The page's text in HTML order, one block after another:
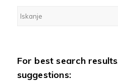
For best search
suggestions: